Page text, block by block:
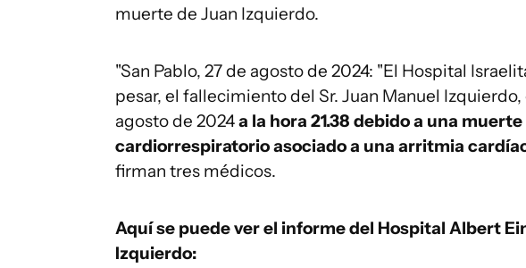
muerte de Juan Izquierdo.
"San Pablo, 27 de agosto de 2024: "El Hospital
pesar, el fallecimiento del Sr. Juan Manuel
agosto de 2024a la hora 21.38 debido a una
cardiorrespiratorio asociado a una arritmia
firman tres médicos.
Aquí se puede ver el informe del Hospital Albert
Izquierdo: